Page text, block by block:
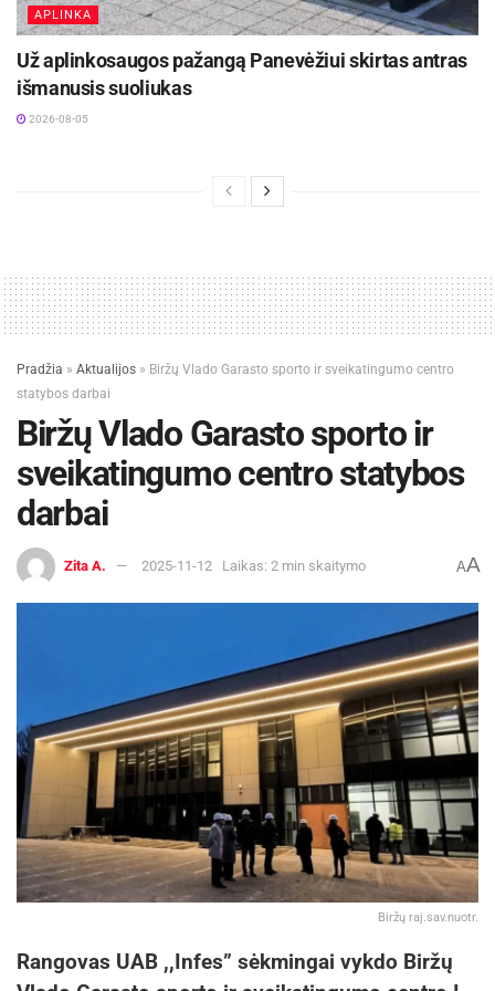
APLINKA
Už aplinkosaugos pažangą Panevėžiui skirtas antras
išmanusis suoliukas
2026-08-05
Pradžia » Aktualijos » Biržų Vlado Garasto sporto ir sveikatingumo centro
statybos darbai
Biržų Vlado Garasto sporto ir
sveikatingumo centro statybos
darbai
Zita A. 2025-11-12 Laikas: 2 min skaitymo AA
Biržų raj.sav.nuotr.
Rangovas UAB ,,Infes” sėkmingai vykdo Biržų